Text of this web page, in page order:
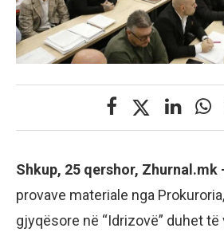
Shkup, 25 qershor, Zhurnal.mk
provave materiale nga
gjyqësore në “Idrizovë” duhet